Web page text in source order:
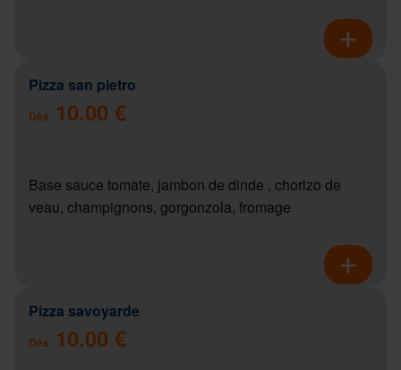
Pizza san pietro
Dès 10.00 €
Base sauce tomate, jambon de dinde , chorizo de
veau, champignons, gorgonzola, fromage
Pizza savoyarde
Dès 10.00 €